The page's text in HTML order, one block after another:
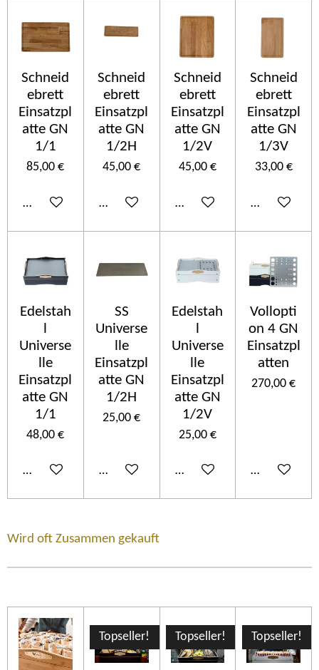
Schneid
ebrett
Einsatzpl
atte GN
1/1
85,00 €
In den Warenkorb
Schneid
ebrett
Einsatzpl
atte GN
1/2H
45,00 €
In den Warenkorb
Schneid
ebrett
Einsatzpl
atte GN
1/2V
45,00 €
In den Warenkorb
Schneid
ebrett
Einsatzpl
atte GN
1/3V
33,00 €
In den
Edelstah
Universe
lle
Einsatzpl
atte GN
1/1
48,00 €
In den Warenkorb
SS
Universe
lle
Einsatzpl
atte GN
1/2H
25,00 €
In den Warenkorb
Edelstah
Universe
lle
Einsatzpl
atte GN
1/2V
25,00 €
In den Warenkorb
Vollopti
on 4 GN
Einsatzpl
atten
270,00 €
In den
Wird oft Zusammen gekauft
Topseller! Topseller! Topseller!